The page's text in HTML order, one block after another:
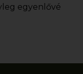
egyenlővé